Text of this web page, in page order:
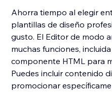
Ahorra tiempo al elegir
plantillas de diseño
gusto. El Editor de modo
muchas funciones,
componente HTML para
Puedes incluir contenido
promocionar